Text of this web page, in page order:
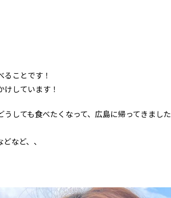
ことです！
しています！
しても食べたくなって、広島に帰ってきました
など、、